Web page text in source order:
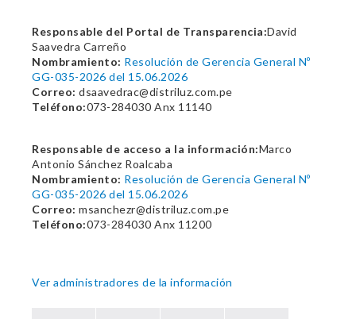
Responsable del Portal de Transparencia:David
Saavedra Carreño
Nombramiento: Resolución de Gerencia General Nº
GG-035-2026 del 15.06.2026
Correo: dsaavedrac@distriluz.com.pe
Teléfono:073-284030 Anx 11140
Responsable de acceso a la información:Marco
Antonio Sánchez Roalcaba
Nombramiento: Resolución de Gerencia General Nº
GG-035-2026 del 15.06.2026
Correo: msanchezr@distriluz.com.pe
Teléfono:073-284030 Anx 11200
Ver administradores de la información